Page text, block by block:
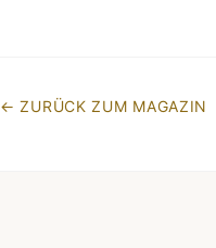
←ZURÜCK ZUM MAGAZIN